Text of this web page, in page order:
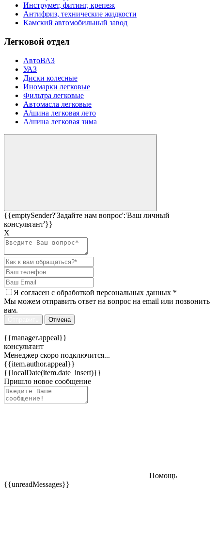
Инструмет, фитинг, крепеж
Антифриз, технические жидкости
Камский автомобильный завод
Легковой отдел
АвтоВАЗ
УАЗ
Диски колесные
Иномарки легковые
Фильтра легковые
Автомасла легковые
А/шина легковая лето
А/шина легковая зима
{{emptySender?'Задайте нам вопрос':'Ваш личный
консультант'}}
Х
Я согласен c обработкой персональных данных *
Мы можем отправить ответ на вопрос на email или позвонить
вам.
Отмена
{{manager.appeal}}
консультант
Менеджер скоро подключится...
{{item.author.appeal}}
{{localDate(item.date_insert)}}
Пришло новое сообщение
Помощь
{{unreadMessages}}